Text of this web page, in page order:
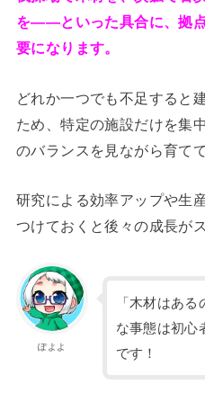
を――といった具合に、拠
要になります。
どれか一つでも不足すると
ため、特定の施設だけを集
のバランスを見ながら育て
研究による効率アップや生
つけておくと後々の成長が
ぽよよ
「木材はあ
な事態は初心
です！